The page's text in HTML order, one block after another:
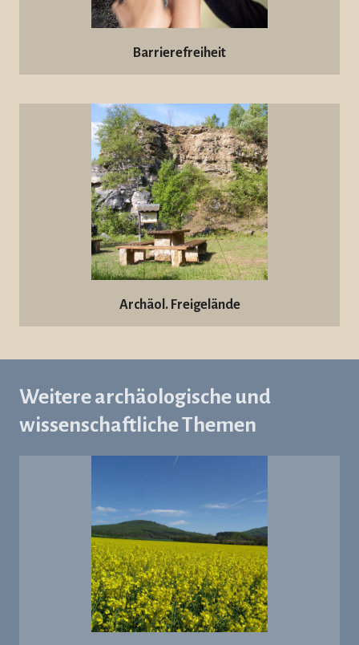
Barrierefreiheit
Archäol. Freigelände
Weitere archäologische und
wissenschaftliche Themen